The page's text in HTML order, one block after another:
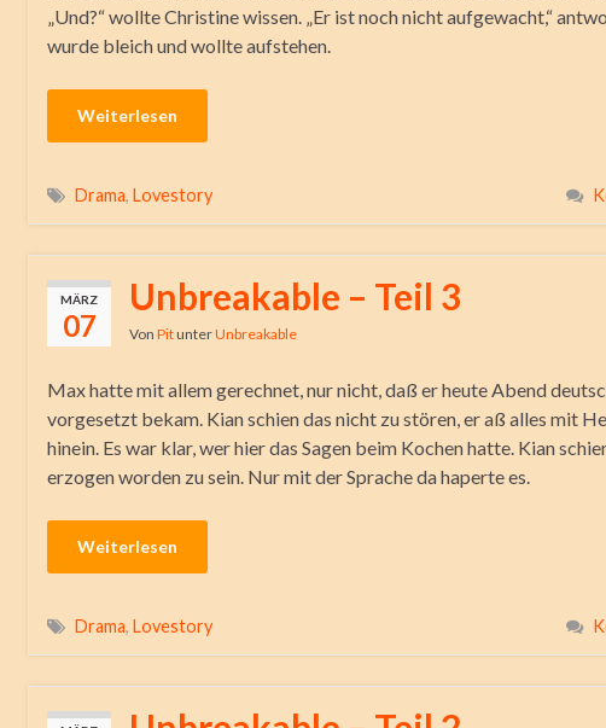
„Und?“ wollte Christine wissen. „Er ist noch nicht aufgewacht,“
wurde bleich und wollte aufstehen.
Weiterlesen
Drama, Lovestory
MÄRZ
07
Unbreakable – Teil 3
Von PitunterUnbreakable
Max hatte mit allem gerechnet, nur nicht, daß er heute Abend
vorgesetzt bekam. Kian schien das nicht zu stören, er aß alles mit
hinein. Es war klar, wer hier das Sagen beim Kochen hatte. Kian
erzogen worden zu sein. Nur mit der Sprache da haperte es.
Weiterlesen
Drama, Lovestory